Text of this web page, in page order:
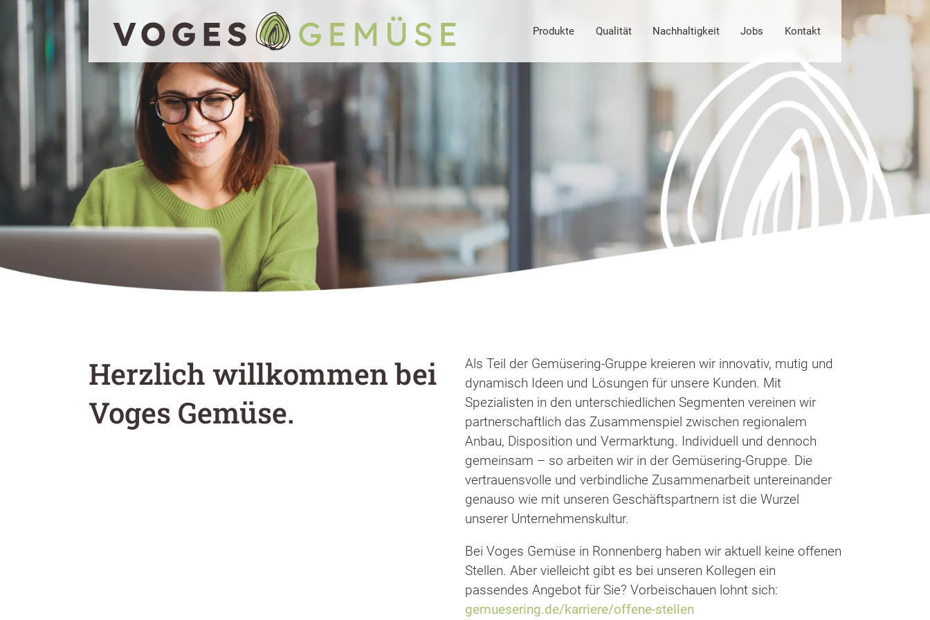
Produkte Qualität Nachhaltigkeit Jobs Kontakt
Herzlich willkommen bei
Voges Gemüse.
Als Teil der Gemüsering-Gruppe kreieren wir innovativ, mutig und
dynamisch Ideen und Lösungen für unsere Kunden. Mit
Spezialisten in den unterschiedlichen Segmenten vereinen wir
partnerschaftlich das Zusammenspiel zwischen regionalem
Anbau, Disposition und Vermarktung. Individuell und dennoch
gemeinsam – so arbeiten wir in der Gemüsering-Gruppe. Die
vertrauensvolle und verbindliche Zusammenarbeit untereinander
genauso wie mit unseren Geschäftspartnern ist die Wurzel
unserer Unternehmenskultur.
Bei Voges Gemüse in Ronnenberg haben wir aktuell keine offenen
Stellen. Aber vielleicht gibt es bei unseren Kollegen ein
passendes Angebot für Sie? Vorbeischauen lohnt sich:
gemuesering.de/karriere/offene-stellen